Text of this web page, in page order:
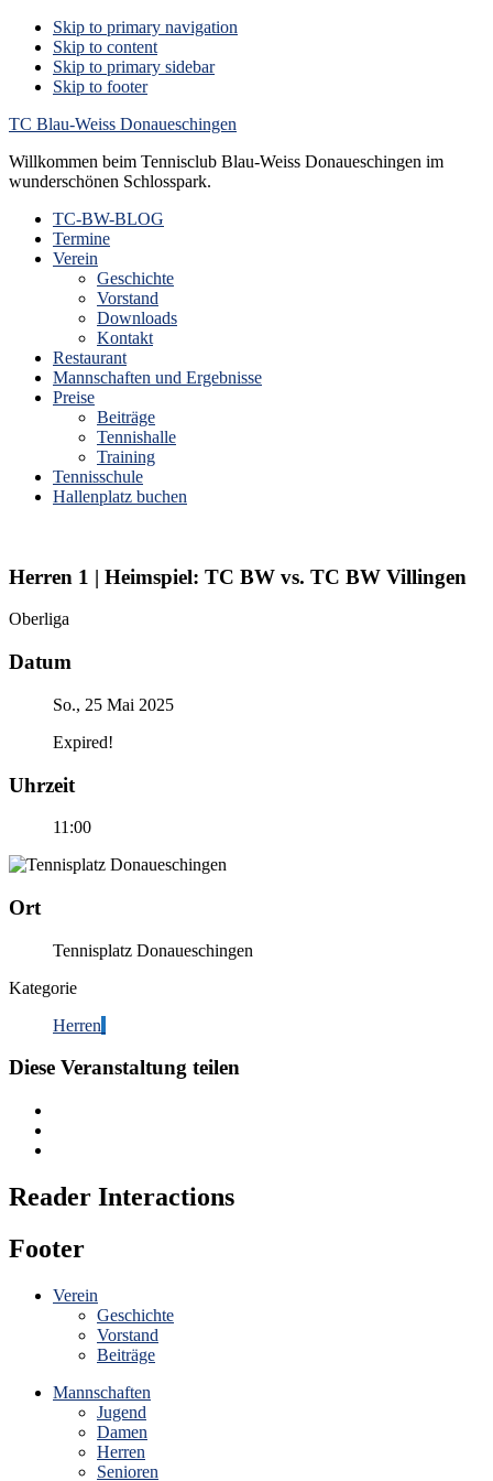
Skip to primary navigation
Skip to content
Skip to primary sidebar
Skip to footer
TC Blau-Weiss Donaueschingen
Willkommen beim Tennisclub Blau-Weiss Donaueschingen im
wunderschönen Schlosspark.
TC-BW-BLOG
Termine
Verein
Geschichte
Vorstand
Downloads
Kontakt
Restaurant
Mannschaften und Ergebnisse
Preise
Beiträge
Tennishalle
Training
Tennisschule
Hallenplatz buchen
Herren 1 | Heimspiel: TC BW vs. TC BW Villingen
Oberliga
Datum
So., 25 Mai 2025
Expired!
Uhrzeit
11:00
Ort
Tennisplatz Donaueschingen
Kategorie
Herren
Diese Veranstaltung teilen
Reader Interactions
Footer
Verein
Geschichte
Vorstand
Beiträge
Mannschaften
Jugend
Damen
Herren
Senioren